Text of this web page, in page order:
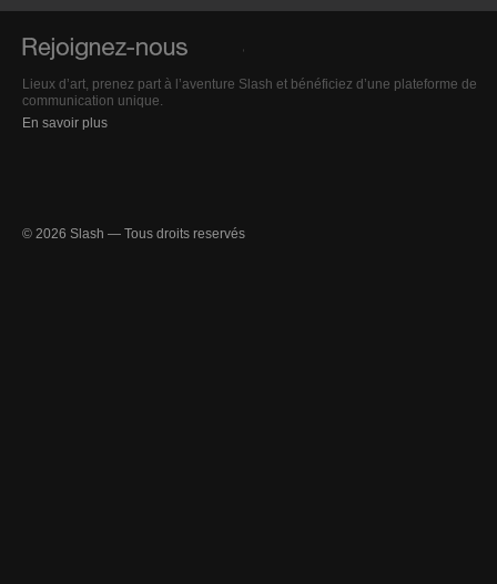
Lieux d’art, prenez part à l’aventure Slash et bénéficiez d’une plateforme de
communication unique.
En savoir plus
© 2026 Slash — Tous droits reservés